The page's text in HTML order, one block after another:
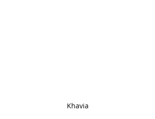
Khavia